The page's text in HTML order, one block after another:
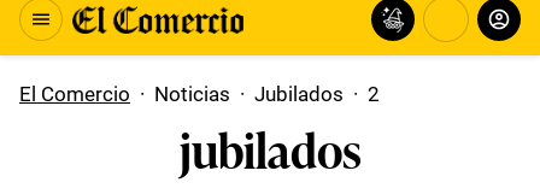
El Comercio · Noticias · Jubilados · 2
jubilados